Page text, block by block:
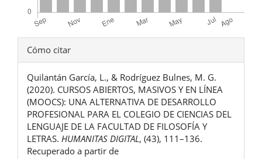
Detalles
del
artículo
Cómo citar
Quilantán García, L., & Rodríguez Bulnes, M. G.
(2020). CURSOS ABIERTOS, MASIVOS Y EN LÍNEA
(MOOCS): UNA ALTERNATIVA DE DESARROLLO
PROFESIONAL PARA EL COLEGIO DE CIENCIAS DEL
LENGUAJE DE LA FACULTAD DE FILOSOFÍA Y
LETRAS. HUMANITAS DIGITAL, (43), 111–136.
Recuperado a partir de